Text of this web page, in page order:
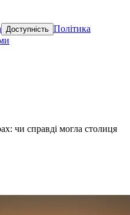
Доступність Політика
чи справді могла столиця